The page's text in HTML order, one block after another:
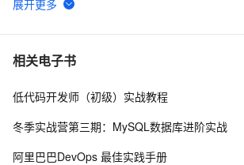
6 Wcf通讯基础框架方案（五）——更新通知
7 WCF技术剖析之十九：深度剖析消息编码
8 WCF分布式开发步步为赢(12):WCF事务机制
相关电子书
低代码开发师（初级）实战教程
冬季实战营第三期：MySQL数据库进阶实战
阿里巴巴DevOps 最佳实践手册